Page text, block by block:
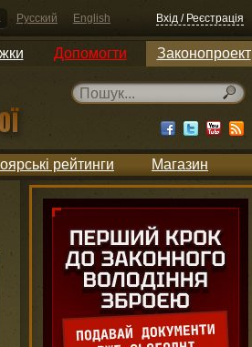
Русский English Вхід / Реєстрація
Допомогти Законопроект
рейтинги Магазин